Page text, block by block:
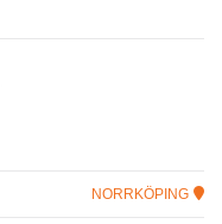
NORRKÖPING